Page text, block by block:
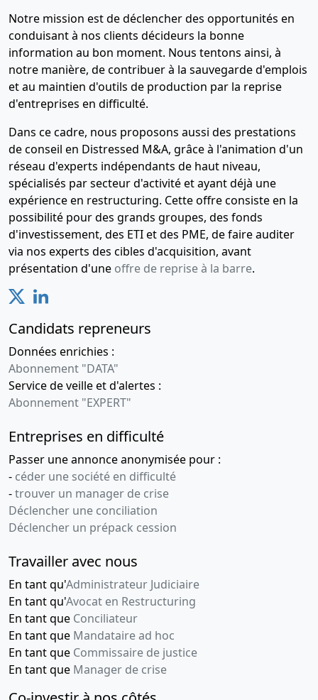
Notre mission est de déclencher des opportunités en
conduisant à nos clients décideurs la bonne
information au bon moment. Nous tentons ainsi, à
notre manière, de contribuer à la sauvegarde d'emplois
et au maintien d'outils de production par la reprise
d'entreprises en difficulté.
Dans ce cadre, nous proposons aussi des prestations
de conseil en Distressed M&A, grâce à l'animation d'un
réseau d'experts indépendants de haut niveau,
spécialisés par secteur d'activité et ayant déjà une
expérience en restructuring. Cette offre consiste en la
possibilité pour des grands groupes, des fonds
d'investissement, des ETI et des PME, de faire auditer
via nos experts des cibles d'acquisition, avant
présentation d'une offre de reprise à la barre.
Candidats repreneurs
Données enrichies :
Abonnement "DATA"
Service de veille et d'alertes :
Abonnement "EXPERT"
Entreprises en difficulté
Passer une annonce anonymisée pour :
- céder une société en difficulté
-trouver un manager de crise
Déclencher une conciliation
Déclencher un prépack cession
Travailler avec nous
En tant qu'Administrateur Judiciaire
En tant qu'Avocat en Restructuring
En tant que Conciliateur
En tant que Mandataire ad hoc
En tant que Commissaire de justice
En tant que Manager de crise